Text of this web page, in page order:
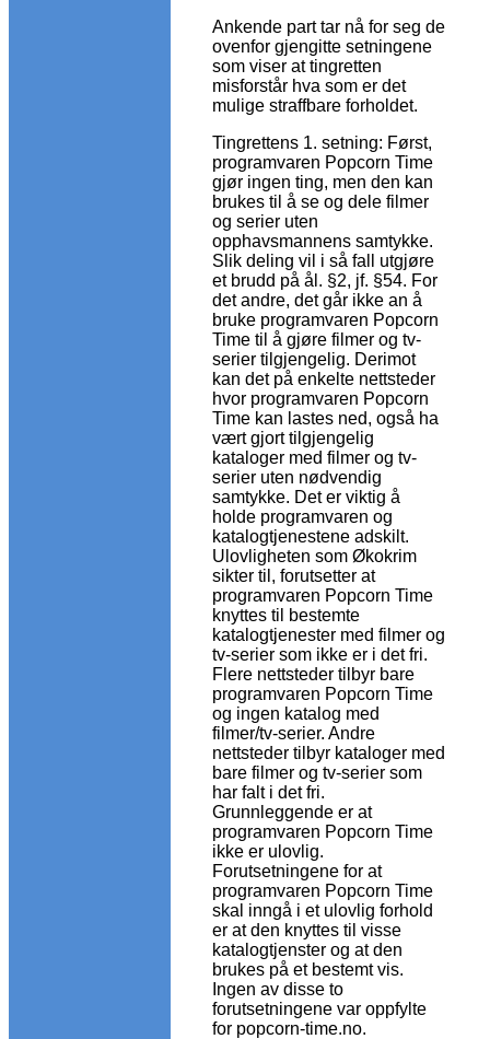
Ankende part tar nå for seg de
ovenfor gjengitte setningene
som viser at tingretten
misforstår hva som er det
mulige straffbare forholdet.
Tingrettens 1. setning: Først,
programvaren Popcorn Time
gjør ingen ting, men den kan
brukes til å se og dele filmer
og serier uten
opphavsmannens samtykke.
Slik deling vil i så fall utgjøre
et brudd på ål. §2, jf. §54. For
det andre, det går ikke an å
bruke programvaren Popcorn
Time til å gjøre filmer og tv-
serier tilgjengelig. Derimot
kan det på enkelte nettsteder
hvor programvaren Popcorn
Time kan lastes ned, også ha
vært gjort tilgjengelig
kataloger med filmer og tv-
serier uten nødvendig
samtykke. Det er viktig å
holde programvaren og
katalogtjenestene adskilt.
Ulovligheten som Økokrim
sikter til, forutsetter at
programvaren Popcorn Time
knyttes til bestemte
katalogtjenester med filmer og
tv-serier som ikke er i det fri.
Flere nettsteder tilbyr bare
programvaren Popcorn Time
og ingen katalog med
filmer/tv-serier. Andre
nettsteder tilbyr kataloger med
bare filmer og tv-serier som
har falt i det fri.
Grunnleggende er at
programvaren Popcorn Time
ikke er ulovlig.
Forutsetningene for at
programvaren Popcorn Time
skal inngå i et ulovlig forhold
er at den knyttes til visse
katalogtjenster og at den
brukes på et bestemt vis.
Ingen av disse to
forutsetningene var oppfylte
for popcorn-time.no.